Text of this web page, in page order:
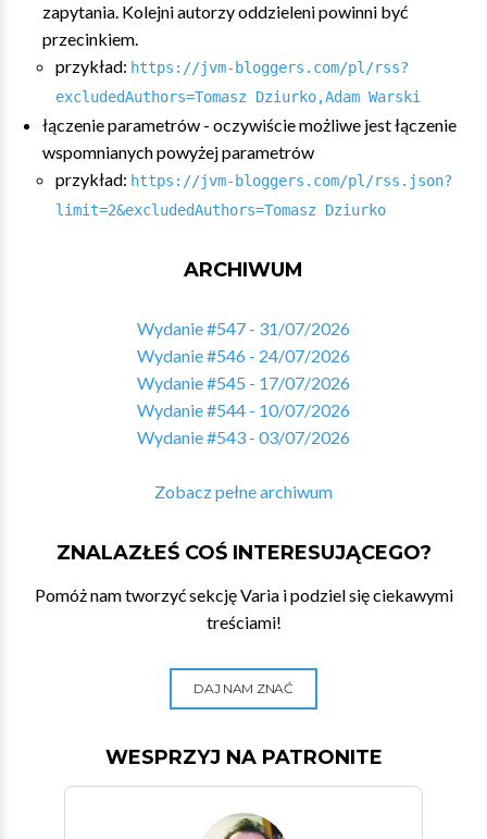
zapytania. Kolejni autorzy oddzieleni powinni być
przecinkiem.
przykład: https://jvm-bloggers.com/pl/rss?
excludedAuthors=Tomasz Dziurko,Adam Warski
łączenie parametrów - oczywiście możliwe jest łączenie
wspomnianych powyżej parametrów
przykład: https://jvm-bloggers.com/pl/rss.json?
limit=2&excludedAuthors=Tomasz Dziurko
ARCHIWUM
Wydanie #547 - 31/07/2026
Wydanie #546 - 24/07/2026
Wydanie #545 - 17/07/2026
Wydanie #544 - 10/07/2026
Wydanie #543 - 03/07/2026
Zobacz pełne archiwum
ZNALAZŁEŚ COŚ INTERESUJĄCEGO?
Pomóż nam tworzyć sekcję Varia i podziel się ciekawymi
treściami!
DAJ NAM ZNAĆ
WESPRZYJ NA PATRONITE